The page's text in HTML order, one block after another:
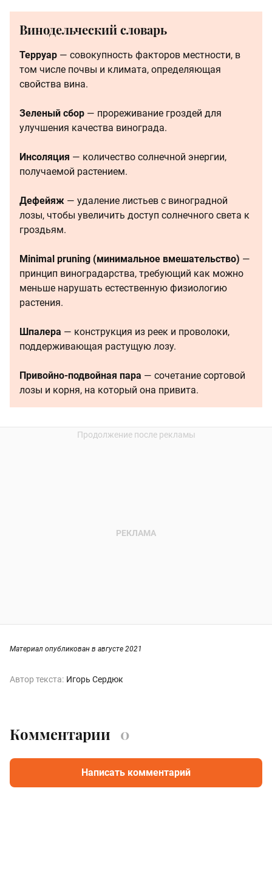
Винодельческий словарь
Терруар — совокупность факторов местности, в
том числе почвы и климата, определяющая
свойства вина.
Зеленый сбор — прореживание гроздей для
улучшения качества винограда.
Инсоляция — количество солнечной энергии,
получаемой растением.
Дефейяж — удаление листьев с виноградной
лозы, чтобы увеличить доступ солнечного света к
гроздьям.
Minimal pruning (минимальное вмешательство) —
принцип виноградарства, требующий как можно
меньше нарушать естественную физиологию
растения.
Шпалера — конструкция из реек и проволоки,
поддерживающая растущую лозу.
Привойно-подвойная пара — сочетание сортовой
лозы и корня, на который она привита.
Материал опубликован в августе 2021
Автор текста: Игорь Сердюк
Комментарии 0
Написать комментарий